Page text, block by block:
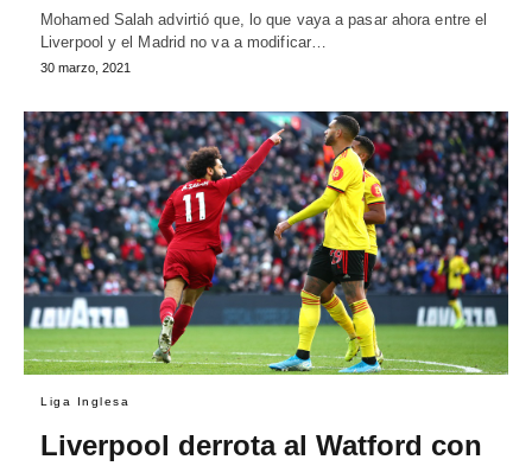
Mohamed Salah advirtió que, lo que vaya a pasar ahora entre el
Liverpool y el Madrid no va a modificar…
30 marzo, 2021
Liga Inglesa
Liverpool derrota al Watford con